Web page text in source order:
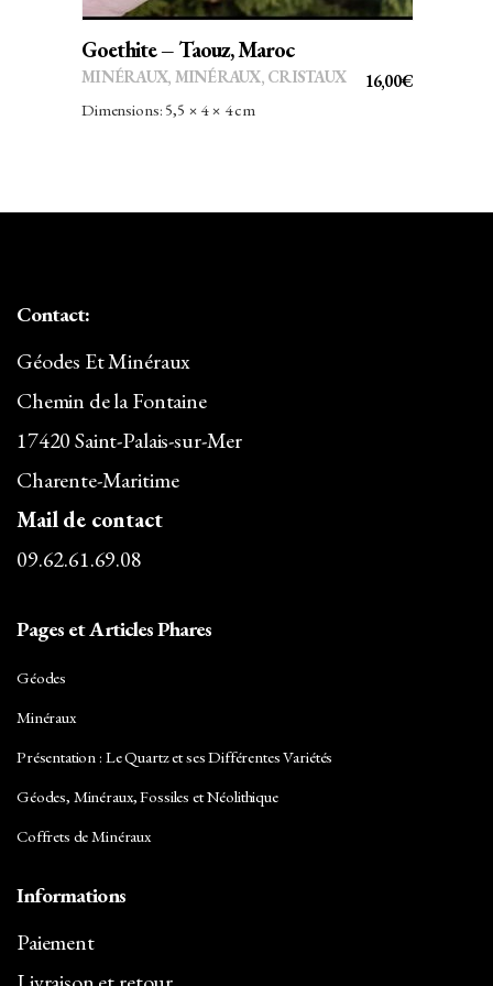
Goethite – Taouz, Maroc
16,00€
MINÉRAUX, MINÉRAUX, CRISTAUX
Dimensions: 5,5 × 4 × 4 cm
Contact:
Géodes Et Minéraux
Chemin de la Fontaine
17420 Saint-Palais-sur-Mer
Charente-Maritime
Mail de contact
09.62.61.69.08
Pages et Articles Phares
Géodes
Minéraux
Présentation : Le Quartz et ses Différentes Variétés
Géodes, Minéraux, Fossiles et Néolithique
Coffrets de Minéraux
Informations
Paiement